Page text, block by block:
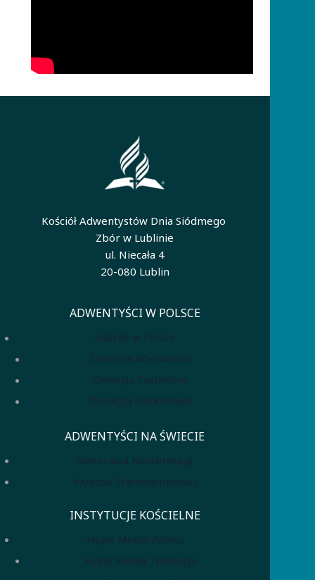
Kościół Adwentystów Dnia Siódmego
Zbór w Lublinie
ul. Niecała 4
20-080 Lublin
ADWENTYŚCI W POLSCE
Kościół w Polsce
Diecezja Wschodnia
Diecezja Zachodnia
Diecezja Południowa
ADWENTYŚCI NA ŚWIECIE
Generalna Konferencja
Wydział Transeuropejski
INSTYTUCJE KOŚCIELNE
Hope Media Polska
Hope Media Telewizja